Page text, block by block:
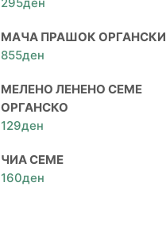
МАЧА ПРАШОК ОРГАНСКИ
855ден
МЕЛЕНО ЛЕНЕНО СЕМЕ
ОРГАНСКО
129ден
ЧИА СЕМЕ
160ден